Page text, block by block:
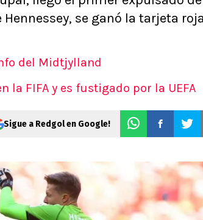
Hennessey, se ganó la tarjeta
del Midtjylland
FIFA y es fustigado por la UEFA
Sigue a Redgol en Google!